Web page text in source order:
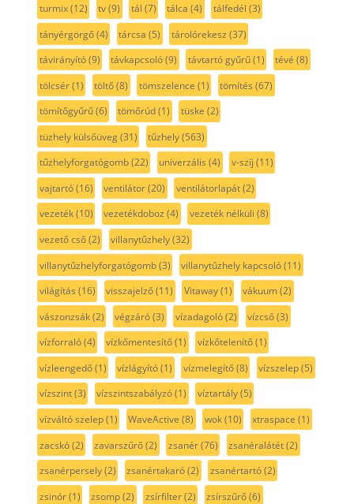
turmix(12) tv(9) tál (7) tálca (4) tálfedél (3)
tányérgörgő(4) tárcsa (5) tárolórekesz (37)
távirányító(9) távkapcsoló(9) távtartó gyűrű(1) tévé (8)
tölcsér(1) töltő(8) tömszelence (1) tömítés (67)
tömítőgyűrű(6) tömőrúd(1) tüske (2)
tüzhely külsőüveg(31) tűzhely(563)
tűzhelyforgatógomb(22) univerzális (4) v-szíj (11)
vajtartó(16) ventilátor(20) ventilátorlapát(2)
vezeték(10) vezetékdoboz (4) vezeték nélküli (8)
vezető cső(2) villanytűzhely(32)
villanytűzhelyforgatógomb(3) villanytűzhely kapcsoló(11)
világítás (16) visszajelző(11) Vitaway(1) vákuum(2)
vászonzsák(2) végzáró(3) vízadagoló(2) vízcső(3)
vízforraló(4) vízkőmentesítő(1) vízkőtelenítő(1)
vízleengedő(1) vízlágyító(1) vízmelegítő(8) vízszelep(5)
vízszint(3) vízszintszabályzó(1) víztartály(5)
vízváltó szelep(1) WaveActive (8) wok(10) xtraspace (1)
zacskó(2) zavarszűrő(2) zsanér(76) zsanéralátét(2)
zsanérpersely(2) zsanértakaró(2) zsanértartó(2)
zsinór(1) zsomp(2) zsírfilter(2) zsírszűrő(6)